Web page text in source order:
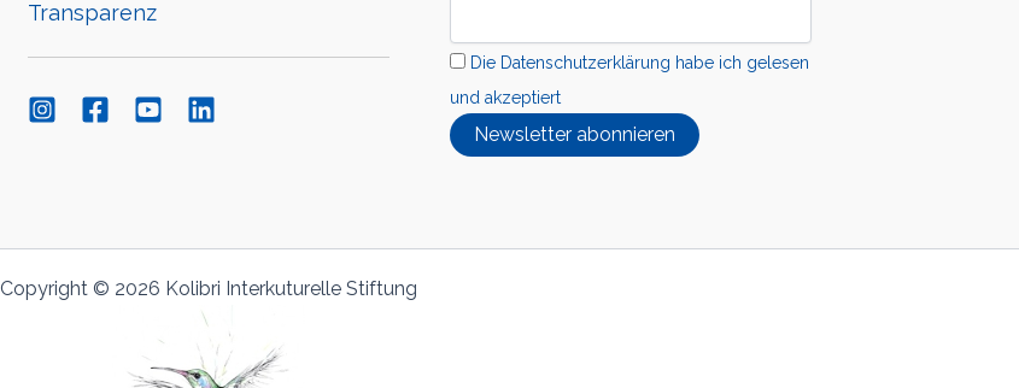
Transparenz
Die Datenschutzerklärung habe ich gelesen
und akzeptiert
Copyright © 2026 Kolibri Interkuturelle Stiftung